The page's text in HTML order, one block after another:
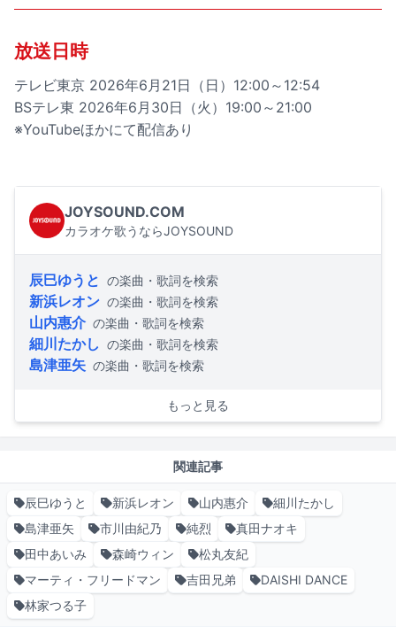
放送日時
テレビ東京 2026年6月21日（日）12:00～12:54
BSテレ東 2026年6月30日（火）19:00～21:00
※YouTubeほかにて配信あり
JOYSOUND.COM
カラオケ歌うならJOYSOUND
辰巳ゆうと の楽曲・歌詞を検索
新浜レオン の楽曲・歌詞を検索
山内惠介 の楽曲・歌詞を検索
細川たかし の楽曲・歌詞を検索
島津亜矢 の楽曲・歌詞を検索
もっと見る
関連記事
辰巳ゆうと 新浜レオン 山内惠介
細川たかし
島津亜矢
市川由紀乃 純烈
真田ナオキ
田中あいみ
森崎ウィン
松丸友紀
マーティ・フリードマン
吉田兄弟
DAISHI DANCE
林家つる子